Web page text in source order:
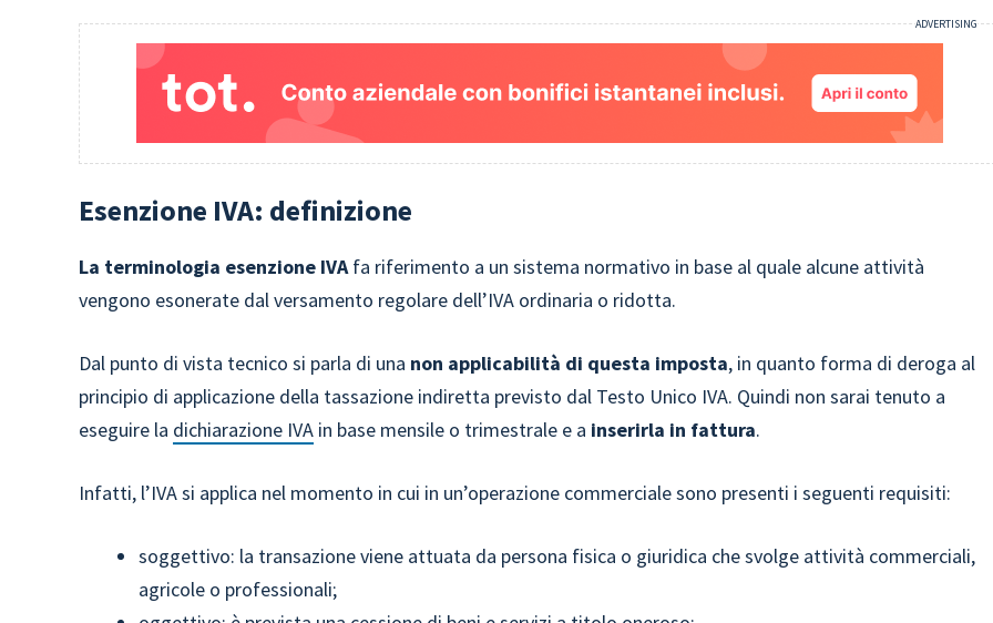
Esenzione IVA: definizione
La terminologia esenzione IVAfa riferimento a un sistema normativo in base al quale alcune attività
vengono esonerate dal versamento regolare dell’IVA ordinaria o ridotta.
Dal punto di vista tecnico si parla di una non applicabilità di questa imposta, in quanto forma di deroga al
principio di applicazione della tassazione indiretta previsto dal Testo Unico IVA. Quindi non sarai tenuto a
eseguire la dichiarazione IVA in base mensile o trimestrale e a inserirla in fattura.
Infatti, l’IVA si applica nel momento in cui in un’operazione commerciale sono presenti i seguenti requisiti:
soggettivo: la transazione viene attuata da persona fisica o giuridica che svolge attività commerciali,
agricole o professionali;